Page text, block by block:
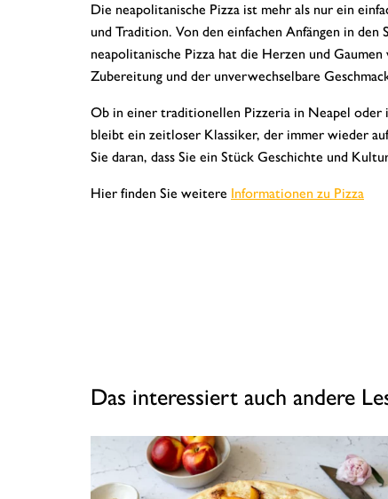
Die neapolitanische Pizza ist mehr als nur ein
und Tradition. Von den einfachen Anfängen in
neapolitanische Pizza hat die Herzen und
Zubereitung und der unverwechselbare
Ob in einer traditionellen Pizzeria in Neapel oder
bleibt ein zeitloser Klassiker, der immer wieder
Sie daran, dass Sie ein Stück Geschichte und
Hier finden Sie weitere Informationen zu Pizza
Das interessiert auch andere